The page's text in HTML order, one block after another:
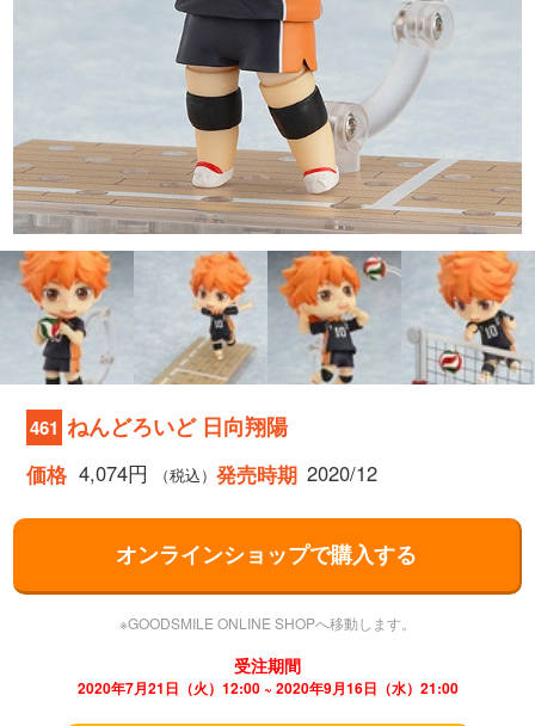
461 ねんどろいど 日向翔陽
価格 4,074円 （税込） 発売時期 2020/12
オンラインショップで購入する
※GOODSMILE ONLINE SHOPへ移動します。
受注期間
2020年7月21日（火）12:00 ~ 2020年9月16日（水）21:00